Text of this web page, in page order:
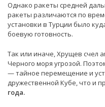
Однако ракеты средней
ракеты различаются по
установки в Турции было
боевую готовность.
Так или иначе, Хрущев счел
Черного моря угрозой.
— тайное перемещение и
дружественной Кубе, что и
года.